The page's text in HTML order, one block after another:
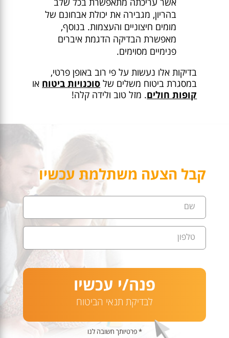
בהריון, מגבירה את יכולת אבחונם של
מומים חיצוניים והעצמות. בנוסף,
מאפשרת הבדיקה הדגמת איברים
פנימיים מסוימים.
בדיקות אלו נעשות על פי רוב באופן פרטי,
במסגרת ביטוח משלים של סוכנויות ביטוח או
קופות חולים. מזל טוב ולידה קלה!
קבל הצעה משתלמת עכשיו
שם
טלפון
פנה/י עכשיו
לבדיקת תנאי הביטוח
* פרטיותך חשובה לנו